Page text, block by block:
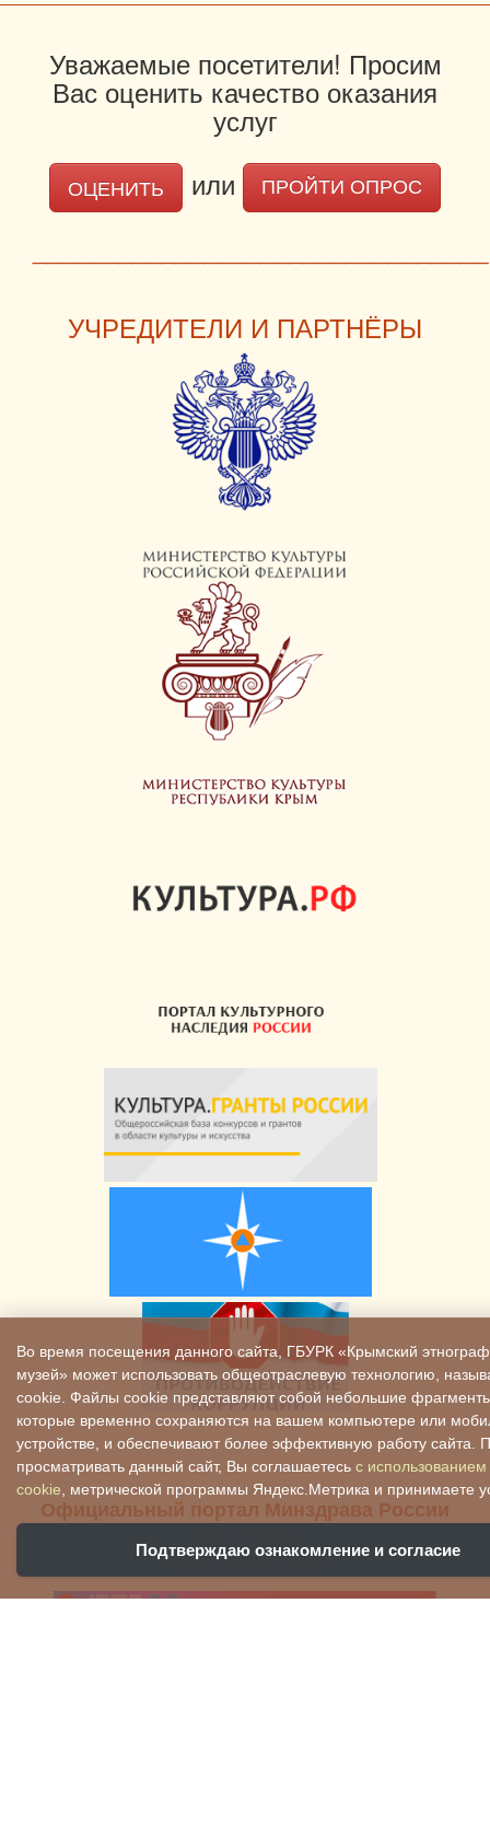
Уважаемые посетители! Просим
Вас оценить качество оказания
услуг
ОЦЕНИТЬ или ПРОЙТИ ОПРОС
УЧРЕДИТЕЛИ И ПАРТНЁРЫ
​Официальный портал Минздрава России
«Takzdorovo.ru»
Во время посещения данного сайта, ГБУРК «Крымский
музей» может использовать общеотраслевую технологию,
cookie. Файлы cookie представляют собой небольшие
которые временно сохраняются на вашем компьютере или
устройстве, и обеспечивают более эффективную работу сайта.
просматривать данный сайт, Вы соглашаетесь с
cookie , метрической программы Яндекс.Метрика и принимаете
Подтверждаю ознакомление и согласие